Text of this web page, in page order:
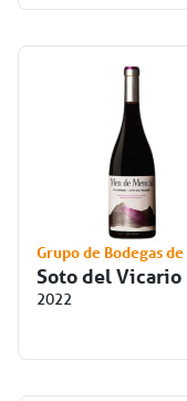
Grupo de Bodegas
Soto del Vicario
2022